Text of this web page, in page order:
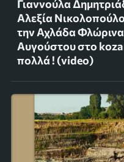
Γιαννούλα
Αλεξία
την Αχλάδα
Αυγούστου στο
πολλά ! (video)